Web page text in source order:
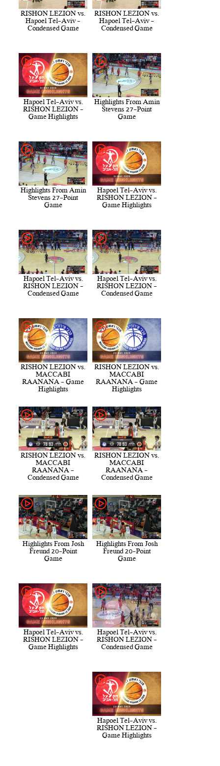
RISHON LEZION vs.
Hapoel Tel-Aviv -
Condensed Game
RISHON LEZION vs.
Hapoel Tel-Aviv -
Condensed Game
Highlights From Amin
Stevens 27-Point
Game
Hapoel Tel-Aviv vs.
RISHON LEZION -
Game Highlights
Hapoel Tel-Aviv vs.
RISHON LEZION -
Game Highlights
Highlights From Amin
Stevens 27-Point
Game
Hapoel Tel-Aviv vs.
RISHON LEZION -
Condensed Game
Hapoel Tel-Aviv vs.
RISHON LEZION -
Condensed Game
RISHON LEZION vs.
MACCABI
RAANANA - Game
Highlights
RISHON LEZION vs.
MACCABI
RAANANA - Game
Highlights
RISHON LEZION vs.
MACCABI
RAANANA -
Condensed Game
RISHON LEZION vs.
MACCABI
RAANANA -
Condensed Game
Highlights From Josh
Freund 20-Point
Game
Highlights From Josh
Freund 20-Point
Game
Hapoel Tel-Aviv vs.
RISHON LEZION -
Condensed Game
Hapoel Tel-Aviv vs.
RISHON LEZION -
Game Highlights
Hapoel Tel-Aviv vs.
RISHON LEZION -
Game Highlights